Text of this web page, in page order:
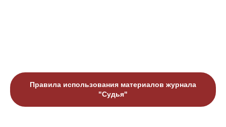
Правила использования материалов журнала
"Судья"